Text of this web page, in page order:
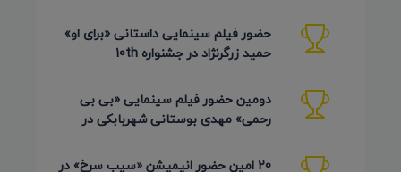
حضور فیلم سینمایی داستانی «برای او»
حمید زرگرنژاد در جشنواره 10th
دومین حضور فیلم سینمایی «بی بی
رحمی» مهدی بوستانی شهربابکی در
20 امین حضور انیمیشن «سیب سرخ» در